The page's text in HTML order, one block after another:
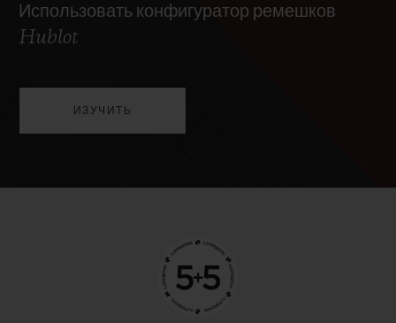
Использовать конфигуратор ремешков
Hublot
ИЗУЧИТЬ